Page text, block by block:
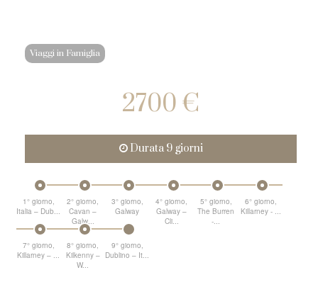
Viaggi in Famiglia
2700 €
Durata 9 giorni
1° giorno,
Italia – Dub...
2° giorno,
Cavan –
Galw...
3° giorno,
Galway
4° giorno,
Galway –
Cli...
5° giorno,
The Burren
-...
6° giorno,
Killarney - ...
7° giorno,
Killarney – ...
8° giorno,
Kilkenny –
W...
9° giorno,
Dublino – It...